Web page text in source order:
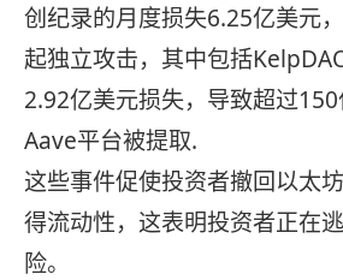
创纪录的月度损失6.25亿美元
起独立攻击，其中包括
2.92亿美元损失，导致超过
Aave平台被提取.
这些事件促使投资者撤回以太
得流动性，这表明投资者正在
险。